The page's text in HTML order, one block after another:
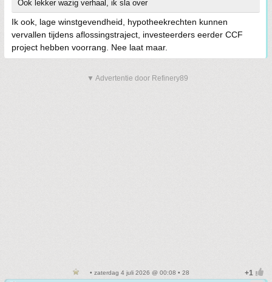
Ook lekker wazig verhaal, ik sla over
Ik ook, lage winstgevendheid, hypotheekrechten kunnen
vervallen tijdens aflossingstraject, investeerders eerder CCF
project hebben voorrang. Nee laat maar.
▼ Advertentie door Refinery89
• zaterdag 4 juli 2026 @ 00:08 • 28